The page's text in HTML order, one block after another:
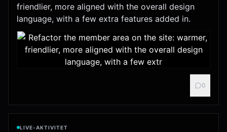
friendlier, more aligned with the overall design
language, with a few extra features added in.
0
LIVE-AKTIVITET